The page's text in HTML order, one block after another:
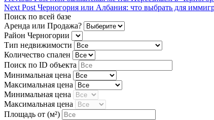
Next PostЧерногория или Албания: что выбрать для
Поиск по всей базе
Аренда или Продажа?
Район Черногории
Тип недвижимости
Количество спален
Поиск по ID объекта
Минимальная цена
Максимальная цена
Минимальная цена
Максимальная цена
Площадь от (м²)